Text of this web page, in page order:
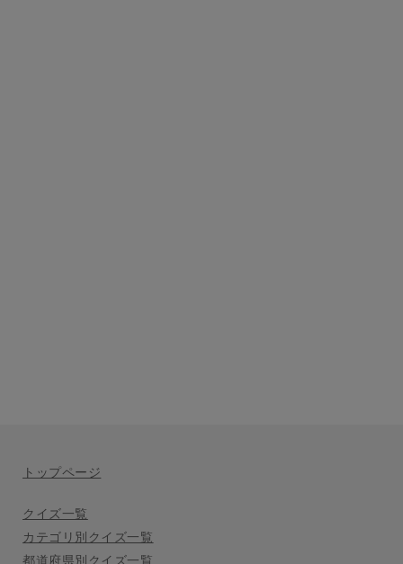
トップページ
クイズ一覧
カテゴリ別クイズ一覧
都道府県別クイズ一覧